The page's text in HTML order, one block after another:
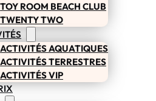
TOY ROOM BEACH CLUB
TWENTY TWO
ACTIVITÉS AQUATIQUES
ACTIVITÉS TERRESTRES
ACTIVITÉS VIP